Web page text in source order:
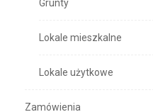
Grunty
Lokale mieszkalne
Lokale użytkowe
Zamówienia